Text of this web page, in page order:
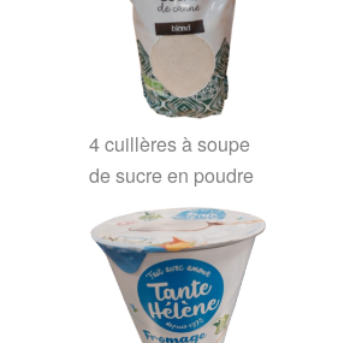
4cuillères à soupe
de sucre en poudre